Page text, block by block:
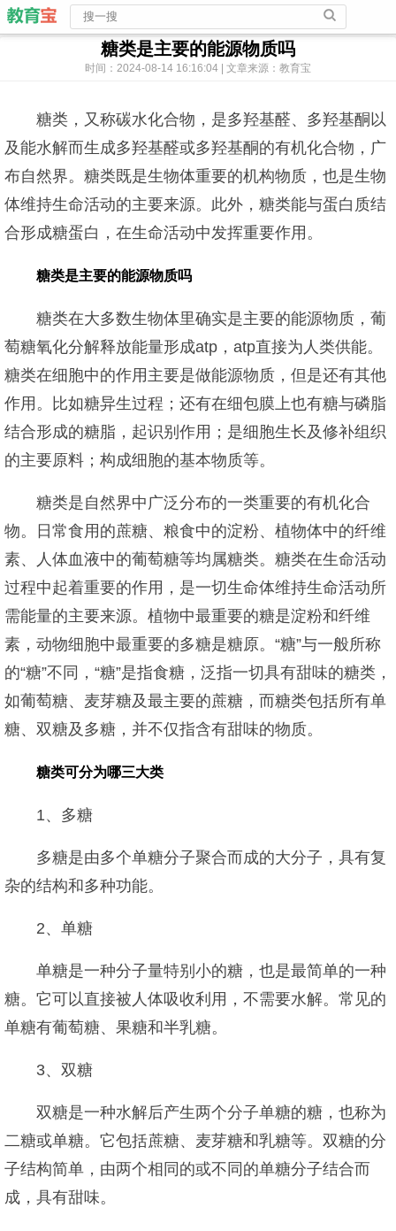
糖类是主要的能源物质吗
时间：2024-08-14 16:16:04 | 文章来源：教育宝
糖类，又称碳水化合物，是多羟基醛、多羟基酮以
及能水解而生成多羟基醛或多羟基酮的有机化合物，广
布自然界。糖类既是生物体重要的机构物质，也是生物
体维持生命活动的主要来源。此外，糖类能与蛋白质结
合形成糖蛋白，在生命活动中发挥重要作用。
糖类是主要的能源物质吗
糖类在大多数生物体里确实是主要的能源物质，葡
萄糖氧化分解释放能量形成atp，atp直接为人类供能。
糖类在细胞中的作用主要是做能源物质，但是还有其他
作用。比如糖异生过程；还有在细包膜上也有糖与磷脂
结合形成的糖脂，起识别作用；是细胞生长及修补组织
的主要原料；构成细胞的基本物质等。
糖类是自然界中广泛分布的一类重要的有机化合
物。日常食用的蔗糖、粮食中的淀粉、植物体中的纤维
素、人体血液中的葡萄糖等均属糖类。糖类在生命活动
过程中起着重要的作用，是一切生命体维持生命活动所
需能量的主要来源。植物中最重要的糖是淀粉和纤维
素，动物细胞中最重要的多糖是糖原。“糖”与一般所称
的“糖”不同，“糖”是指食糖，泛指一切具有甜味的糖类，
如葡萄糖、麦芽糖及最主要的蔗糖，而糖类包括所有单
糖、双糖及多糖，并不仅指含有甜味的物质。
糖类可分为哪三大类
1、多糖
多糖是由多个单糖分子聚合而成的大分子，具有复
杂的结构和多种功能。
2、单糖
单糖是一种分子量特别小的糖，也是最简单的一种
糖。它可以直接被人体吸收利用，不需要水解。常见的
单糖有葡萄糖、果糖和半乳糖。
3、双糖
双糖是一种水解后产生两个分子单糖的糖，也称为
二糖或单糖。它包括蔗糖、麦芽糖和乳糖等。双糖的分
子结构简单，由两个相同的或不同的单糖分子结合而
成，具有甜味。